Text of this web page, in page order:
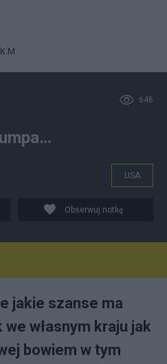
646
USA
Obserwuj notkę
jakie szanse ma
własnym kraju jak
bowiem w tym